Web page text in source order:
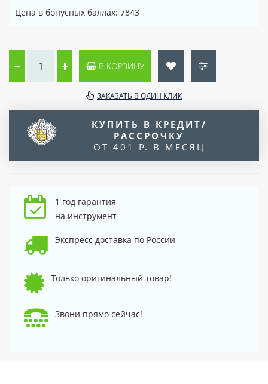
Цена в бонусных баллах: 7843
В КОРЗИНУ
ЗАКАЗАТЬ В ОДИН КЛИК
КУПИТЬ В КРЕДИТ/
РАССРОЧКУ
ОТ 401 Р. В МЕСЯЦ
1 год гарантия
на инструмент
Экспресс доставка по России
Только оригинальный товар!
Звони прямо сейчас!